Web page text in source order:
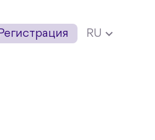
Регистрация RU expand_more